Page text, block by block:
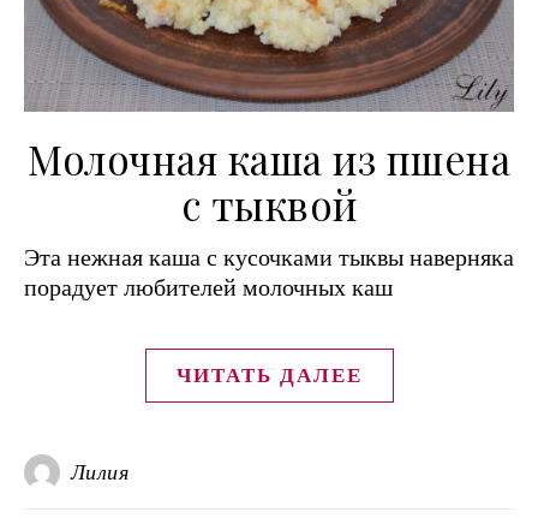
Молочная каша из пшена
с тыквой
Эта нежная каша с кусочками тыквы наверняка
порадует любителей молочных каш
ЧИТАТЬ ДАЛЕЕ
Лилия